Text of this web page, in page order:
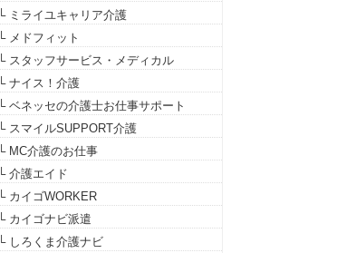
└ ミライユキャリア介護
└ メドフィット
└ スタッフサービス・メディカル
└ ナイス！介護
└ ベネッセの介護士お仕事サポート
└ スマイルSUPPORT介護
└ MC介護のお仕事
└ 介護エイド
└ カイゴWORKER
└ カイゴナビ派遣
└ しろくま介護ナビ